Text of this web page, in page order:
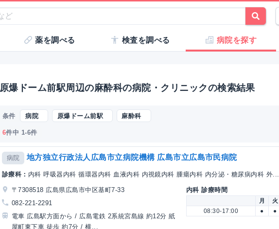
薬を調べる 検査を調べる 病院を探す
原爆ドーム前駅周辺の麻酔科の病院・クリニックの検索結果
条件 病院 原爆ドーム前駅 麻酔科
6件中 1-6件
病院 地方独立行政法人広島市立病院機構 広島市立広島市民病院
診療科： 内科 呼吸器内科 循環器内科 血液内科 内視鏡内科 腫瘍内科 内分泌・糖尿病内科 外...
〒7308518 広島県広島市中区基町7-33
082-221-2291
電車 広島駅方面から / 広島電鉄 2系統宮島線 約12分 紙
屋町東下車 徒歩 約7分 / 横...
内科 診療時間
月 火
08:30-17:00
● ●